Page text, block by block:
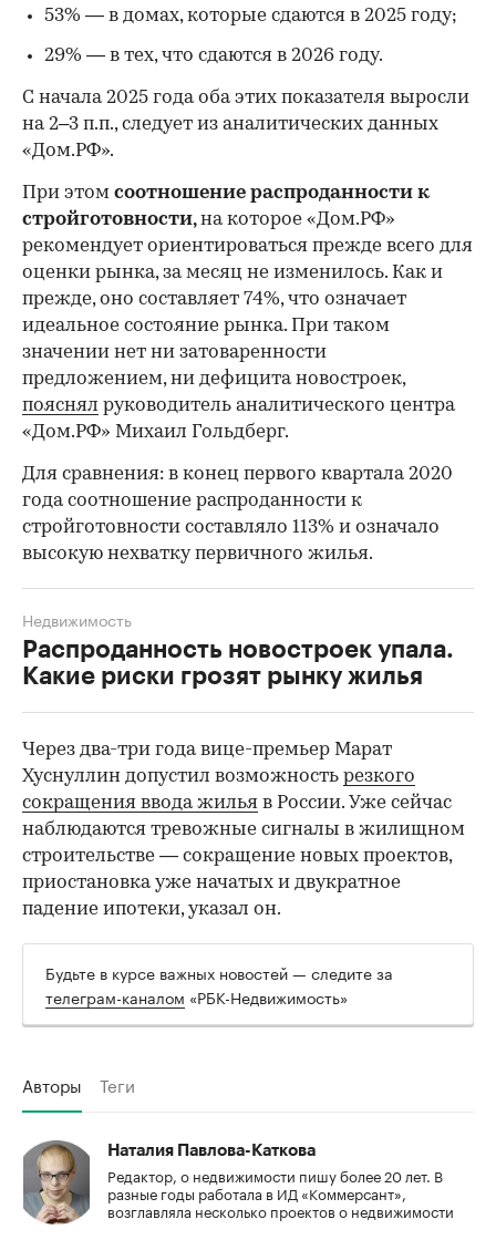
53% — в домах, которые сдаются в 2025 году;
29% — в тех, что сдаются в 2026 году.
С начала 2025 года оба этих показателя выросли
на 2–3 п.п., следует из аналитических данных
«Дом.РФ».
При этом соотношение распроданности к
стройготовности,на которое «Дом.РФ»
рекомендует ориентироваться прежде всего для
оценки рынка, за месяц не изменилось. Как и
прежде, оно составляет 74%, что означает
идеальное состояние рынка. При таком
значении нет ни затоваренности
предложением, ни дефицита новостроек,
пояснял руководитель аналитического центра
«Дом.РФ» Михаил Гольдберг.
Для сравнения: в конец первого квартала 2020
года соотношение распроданности к
стройготовности составляло 113% и означало
высокую нехватку первичного жилья.
Распроданность новостроек упала.
Какие риски грозят рынку жилья
Недвижимость
Через два-три года вице-премьер Марат
Хуснуллин допустил возможность резкого
сокращения ввода жилья в России. Уже сейчас
наблюдаются тревожные сигналы в жилищном
строительстве — сокращение новых проектов,
приостановка уже начатых и двукратное
падение ипотеки, указал он.
Будьте в курсе важных новостей — следите за
телеграм-каналом «РБК-Недвижимость»
Авторы Теги
Наталия Павлова-Каткова
Редактор, о недвижимости пишу более 20 лет. В
разные годы работала в ИД «Коммерсант»,
возглавляла несколько проектов о недвижимости